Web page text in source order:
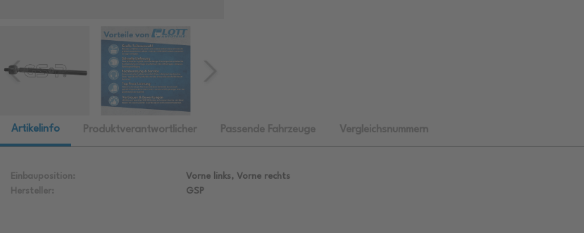
Artikelinfo Produktverantwortlicher Passende Fahrzeuge Vergleichsnummern
Einbauposition:
Vorne links, Vorne rechts
Hersteller:
GSP